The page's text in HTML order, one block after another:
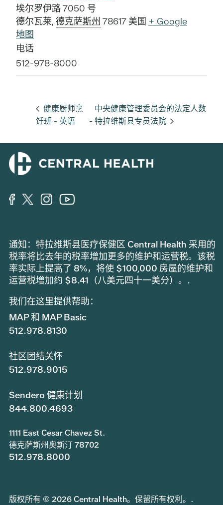
埃尔罗伊路 7050 号
德尔瓦莱, 德克萨斯州 78617 美国 + Google
地图
电话
512-978-8000
健康厨师烹
饪班 - 英语
中央健康管理委员会的法定人数
- 特拉维斯县专员法院
通知：特拉维斯县医疗保健区 Central Health 采用的
税率将比去年的税率增加更多的维护和运营税。该税
率实际上提高了 8%，将使 $100,000 房屋的维护和
运营税增加约 $8.41（八美元四十一美分）。.
我们在这里提供帮助：
MAP 和 MAP Basic
512.978.8130
社区团结关怀
512.978.9015
Sendero 健康计划
844.800.4693
1111 East Cesar Chavez St.
德克萨斯州奥斯汀 78702
512.978.8000
版权所有 © 2026 Central Health。保留所有权利。.